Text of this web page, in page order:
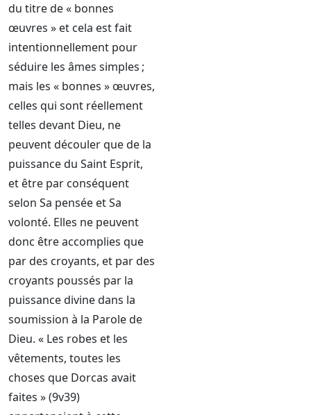
du titre de « bonnes
œuvres » et cela est fait
intentionnellement pour
séduire les âmes simples ;
mais les « bonnes » œuvres,
celles qui sont réellement
telles devant Dieu, ne
peuvent découler que de la
puissance du Saint Esprit,
et être par conséquent
selon Sa pensée et Sa
volonté. Elles ne peuvent
donc être accomplies que
par des croyants, et par des
croyants poussés par la
puissance divine dans la
soumission à la Parole de
Dieu. « Les robes et les
vêtements, toutes les
choses que Dorcas avait
faites » (9v39)